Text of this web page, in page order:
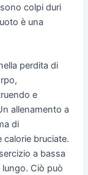
colpi duri
è una
perdita di
e
allenamento a
di
bruciate.
a bassa
Ciò può